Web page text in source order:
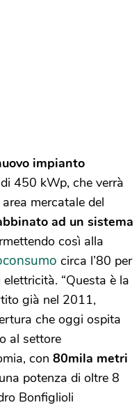
impianto
450 kWp, che verrà
mercatale del
ad un sistema
così alla
circa l’80 per
“Questa è la
già nel 2011,
che oggi ospita
al settore
con 80mila metri
potenza di oltre 8
Bonfiglioli